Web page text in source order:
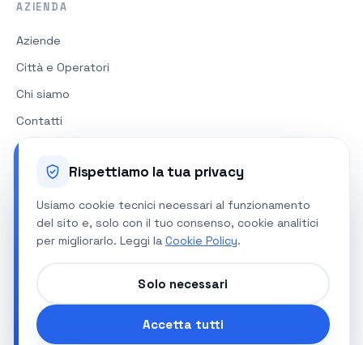
AZIENDA
Aziende
Città e Operatori
Chi siamo
Contatti
LEGALE
Privacy Policy
Cookie Policy
2026
Rispettiamo la tua privacy
Usiamo cookie tecnici necessari al funzionamento
del sito e, solo con il tuo consenso, cookie analitici
per migliorarlo. Leggi la Cookie Policy.
Solo necessari
Accetta tutti